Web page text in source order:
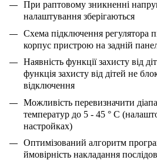
При раптовому зникненні
налаштування зберігаються
Схема підключення регулятора
корпус пристрою на задній
Наявність функції захисту від
функція захисту від дітей не
відключення
Можливість перевизначити
температур до 5 - 45 ° С
настройках)
Оптимізований алгоритм
ймовірність накладання